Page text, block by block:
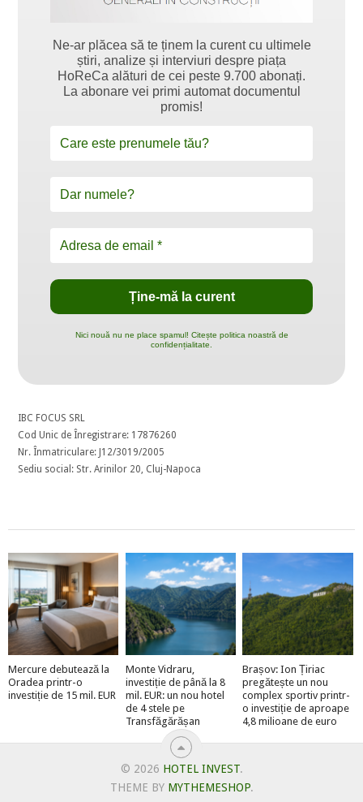
Ne-ar plăcea să te ținem la curent cu ultimele
știri, analize și interviuri despre piața
HoReCa alături de cei peste 9.700 abonați.
La abonare vei primi automat documentul
promis!
Nici nouă nu ne place spamul! Citește politica noastră de
confidențialitate.
IBC FOCUS SRL
Cod Unic de Înregistrare: 17876260
Nr. Înmatriculare: J12/3019/2005
Sediu social: Str. Arinilor 20, Cluj-Napoca
Mercure debutează la
Oradea printr-o
investiție de 15 mil. EUR
Monte Vidraru,
investiție de până la 8
mil. EUR: un nou hotel
de 4 stele pe
Transfăgărășan
Brașov: Ion Țiriac
pregătește un nou
complex sportiv printr-
o investiție de aproape
4,8 milioane de euro
© 2026 HOTEL INVEST.
THEME BY MYTHEMESHOP.